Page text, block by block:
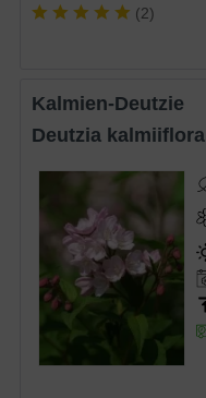
(2)
Kalmien-Deutzie
Deutzia kalmiiflora